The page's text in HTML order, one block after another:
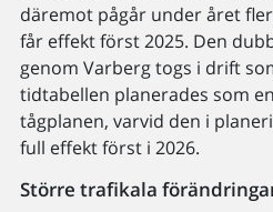
däremot pågår under året
får effekt först 2025. Den
genom Varberg togs i drift
tidtabellen planerades som
tågplanen, varvid den i
full effekt först i 2026.
Större trafikala